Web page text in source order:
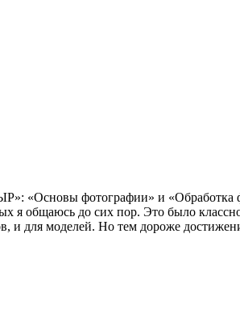
«Основы фотографии» и «Обработка
я общаюсь до сих пор. Это было
и для моделей. Но тем дороже